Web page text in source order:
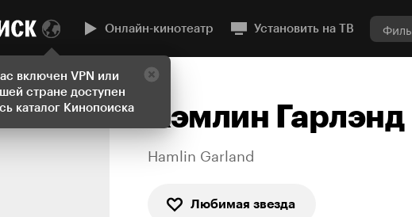
включен VPN или
стране доступен
каталог Кинопоиска
Онлайн-кинотеатр Установить на ТВ
Хэмлин Гарлэнд
Hamlin Garland
Любимая звезда